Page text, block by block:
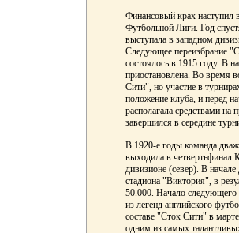
Финансовый крах наступил
Футбольной Лиги. Год
выступала в западном
Следующее переизбрание
состоялось в 1915 году. В
приостановлена. Во время
Сити", но участие в
положение клуба, и перед
располагала средствами на
завершился в середине
В 1920-е годы команда
выходила в четвертьфинал
дивизионе (север). В начале
стадиона "Виктория", в
50.000. Начало следующего
из легенд английского
составе "Сток Сити" в
одним из самых